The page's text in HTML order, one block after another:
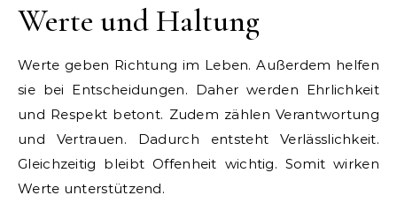
Werte und Haltung
Werte geben Richtung im Leben. Außerdem helfen
sie bei Entscheidungen. Daher werden Ehrlichkeit
und Respekt betont. Zudem zählen Verantwortung
und Vertrauen. Dadurch entsteht Verlässlichkeit.
Gleichzeitig bleibt Offenheit wichtig. Somit wirken
Werte unterstützend.